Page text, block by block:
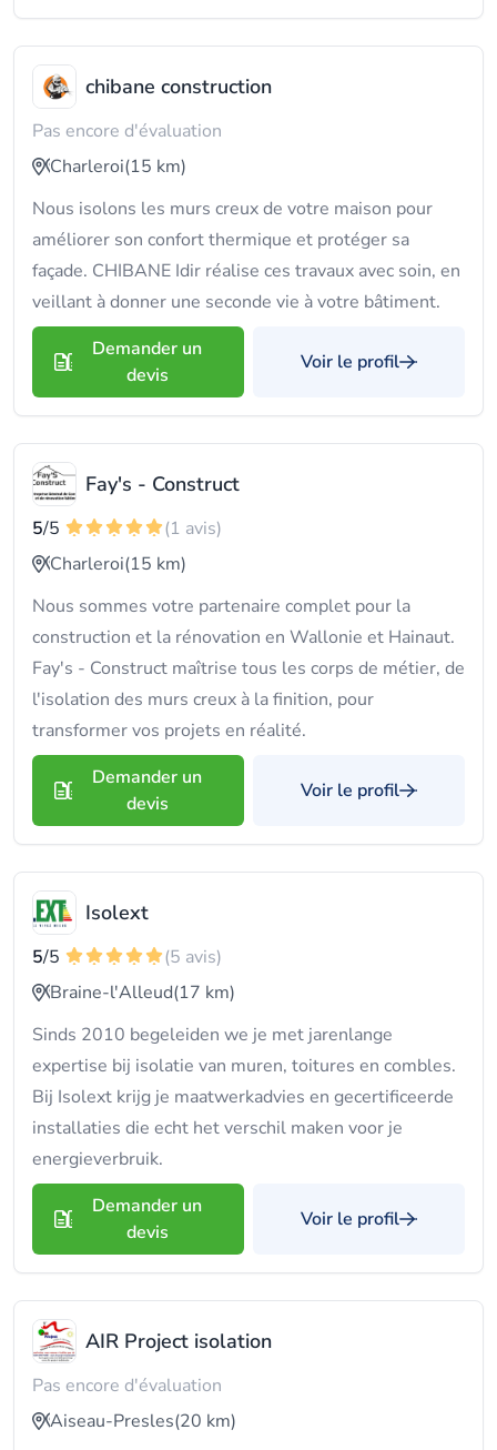
chibane construction
Pas encore d'évaluation
Charleroi(15 km)
Nous isolons les murs creux de votre maison pour
améliorer son confort thermique et protéger sa
façade. CHIBANE Idir réalise ces travaux avec soin, en
veillant à donner une seconde vie à votre bâtiment.
Demander un
devis
Voir le profil
Fay's - Construct
5/5
(1 avis)
Charleroi(15 km)
Nous sommes votre partenaire complet pour la
construction et la rénovation en Wallonie et Hainaut.
Fay's - Construct maîtrise tous les corps de métier, de
l'isolation des murs creux à la finition, pour
transformer vos projets en réalité.
Demander un
devis
Voir le profil
Isolext
5/5
(5 avis)
Braine-l'Alleud(17 km)
Sinds 2010 begeleiden we je met jarenlange
expertise bij isolatie van muren, toitures en combles.
Bij Isolext krijg je maatwerkadvies en gecertificeerde
installaties die echt het verschil maken voor je
energieverbruik.
Demander un
devis
Voir le profil
AIR Project isolation
Pas encore d'évaluation
Aiseau-Presles(20 km)